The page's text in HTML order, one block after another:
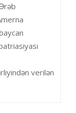
verilən